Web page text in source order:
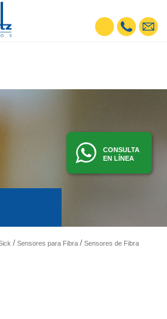
CONSULTA
EN LÍNEA
Sensores para Fibra Sensores de Fibra Óptica